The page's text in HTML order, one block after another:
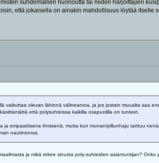
suhdemallien huonoutta tai niiden harjoittajien
että jokaisella on ainakin mahdollisuus löytää itselle
vaikuttaa olevan lähinnä välinearvoa, ja jos jostain muualta saa
että polysuhteissa kaikilla osapuolilla on tunteet.
ja empaattisena ihmisenä, mutta kun munan/pillunhaju tarttuu
nautintonsa.
ja mikä tekee sinusta poly-suhteiden asiantuntijan? Onko